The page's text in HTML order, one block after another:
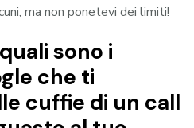
ma non ponetevi dei limiti!
sono i
che ti
cuffie di un call